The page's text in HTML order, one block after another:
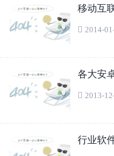
移动互
2014-
各大安
2013-
行业软